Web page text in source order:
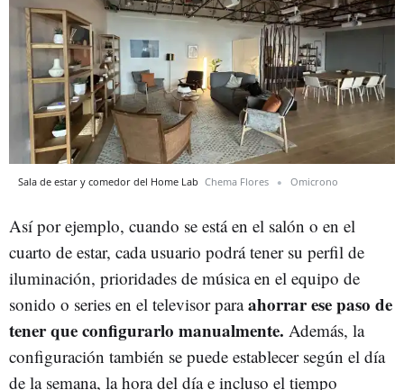
Sala de estar y comedor del Home Lab Chema Flores Omicrono
Así por ejemplo, cuando se está en el salón o en el
cuarto de estar, cada usuario podrá tener su perfil de
iluminación, prioridades de música en el equipo de
sonido o series en el televisor paraahorrar ese paso de
tener que configurarlo manualmente. Además, la
configuración también se puede establecer según el día
de la semana, la hora del día e incluso el tiempo